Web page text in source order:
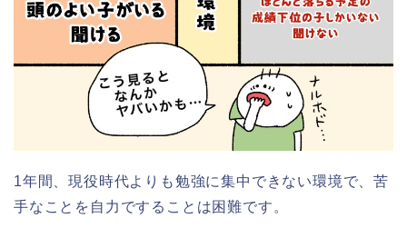
1年間、現役時代よりも勉強に集中できない環境で、苦
手なことを自力ですることは困難です。